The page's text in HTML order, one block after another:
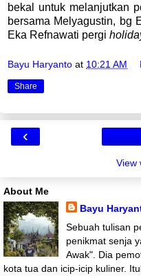
bekal untuk melanjutkan
bersama Melyagustin, bg
Eka Refnawati pergi
Bayu Haryanto at 10:21 AM
Share
‹
View
About Me
Bayu
Sebuah tulisan
penikmat senja
Awak". Dia
kota tua dan icip-icip kuliner.